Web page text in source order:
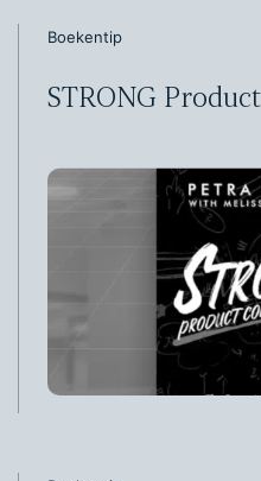
Boekentip
STRONG